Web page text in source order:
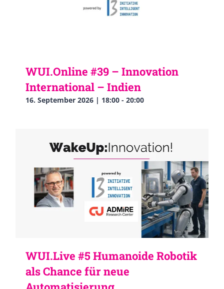
WUI.Online #39 – Innovation
International – Indien
16. September 2026 | 18:00 - 20:00
WUI.Live #5 Humanoide Robotik
als Chance für neue